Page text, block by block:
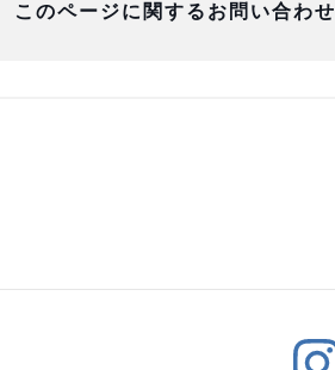
このページに関するお問い合わせ